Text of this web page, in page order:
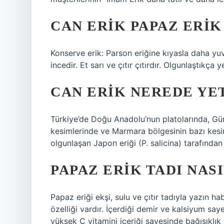
CAN ERIK PAPAZ
Konserve erik: Parson eriğine kıyasla daha
incedir. Et sarı ve çıtır çıtırdır. Olgunlaştıkça
CAN ERIK NEREDE
Türkiye’de Doğu Anadolu’nun platolarında,
kesimlerinde ve Marmara bölgesinin bazı
olgunlaşan Japon eriği (P. salicina)
PAPAZ ERIK TADI
Papaz eriği ekşi, sulu ve çıtır tadıyla yazın
özelliği vardır. İçerdiği demir ve kalsiyum
yüksek C vitamini içeriği sayesinde